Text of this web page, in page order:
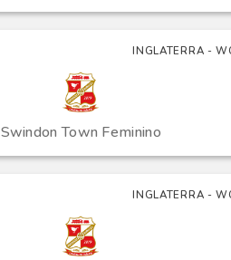
INGLATERRA -
Swindon Town Feminino
INGLATERRA -